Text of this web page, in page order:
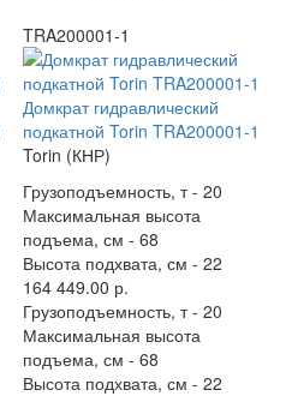
TRA200001-1
Домкрат гидравлический
подкатной Torin TRA200001-1
Torin (КНР)
Грузоподъемность, т - 20
Максимальная высота
подъема, см - 68
Высота подхвата, см - 22
164 449.00 р.
Грузоподъемность, т - 20
Максимальная высота
подъема, см - 68
Высота подхвата, см - 22